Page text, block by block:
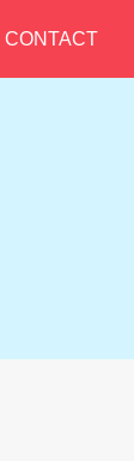
CONTACT